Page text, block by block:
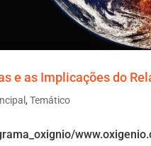
e as Implicações do
,Temático